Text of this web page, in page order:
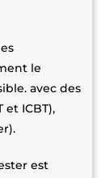
le
avec des
et ICBT),
est